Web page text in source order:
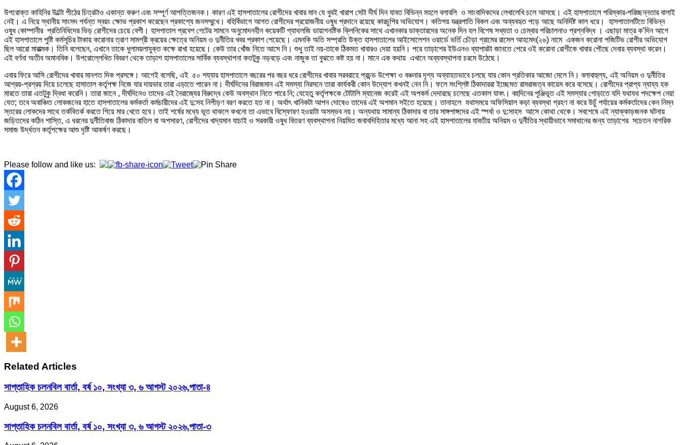
উপরোক্ত কাহিনির উল্টো পীঠের চিত্রটাও একান্ত করুণ এবং সম্পূর্ণ আপত্তিজনক। কারণ এই হাসপাতালের রোগীদের খাবার মান যে খুবই খারাপ সেটা দীর্ঘ দিন যাবত বিভিন্ন মহলে বলাবলি ও সাংবাদিকদের লেখালেখি চলে আসছে। এই হাসপাতালে পরিস্কার-পরিচ্ছন্নতার বালাই
নেই। এ নিয়ে স্থানীয় সাংসদ পর্যন্ত স্বয়ং ক্ষোভ প্রকাশ করেছেন প্রকাশ্যে জনসম্মুখে। বহির্বিভাগে আগত রোগীদের প্রয়োজনীয় ওষুধ প্রদানে রয়েছে কারচুপির অভিযোগ। কতিপয় যন্ত্রপাতি বিকল এবং অব্যবহৃত পড়ে আছে অনির্দিষ্ট কাল ধরে। হাসপাতালটিতে বিভিন্ন
ওষুধ কোম্পানীর প্রতিনিধিদের ভিড় রোগীদের চেয়ে বেশী। হাসপাতাল প্রবেশ গেটের সামনে অনুমোদনহীন কয়েকটি প্যাথলজি ডায়াগনষ্টিক ক্লিনিকের সাথে এখানকার ডাক্তারদের অনেক দিন হল বিশেষ সখ্যতা ও চেম্বার পরিচালনাও প্রশ্নবিদ্ধ । এছাড়া মাত্র ক’দিন আগে
এই হাসপাতালে পুষ্টি কর্মসূচির টাকায় করোনার ত্রাণ সামগ্রী ক্রয়ের ক্ষেত্রে অনিয়ম ও দুর্নীতির খবর প্রকাশ পেয়েছে। এমনকি অতি সম্প্রতি উক্ত হাসপাতালের আইসোলেশন ওয়ার্ডে ভর্তি চৌড়া গ্রামের রাসেল আহমেদ(২৬) নামে একজন করোনা পজিটিভ রোগীর অভিযোগ
ছিল আরো মারাত্মক। তিনি বলেছেন, এখানে তাকে ধুলাময়লাযুক্ত কক্ষে রাখা হয়েছে। কেউ তার খোঁজ নিতে আসে নি। শুধু তাই নয়-তাকে ঠিকমত খাবারও দেয়া হয়নি। পরে তাড়াশের ইউএনও ব্যাপারটা জানতে পেরে ওই করোনা রোগীকে খাবার পৌছে দেবার ব্যবস্থা করেন।
এই বর্ণনা অতীব অমানবিক। উপরোল্লেখিত বিবরণ থেকে তাড়াশ হাসপাতালের সার্বিক ব্যবস্থাপনা কতটুকু নড়বড়ে এবং নাজুক তা বুঝতে কষ্ট হয় না। মানে এক কথায় এখানে অব্যবস্থাপনা চরমে উঠেছে।
এবার ফিরে আসি রোগীদের খাবার মানগত দিক প্রসঙ্গে। আগেই বলেছি, এই ৫০ শয্যার হাসপাতালে বছরের পর বছর ধরে রোগীদের খাবার সরবরাহে প্রচন্ড উপেক্ষা ও বঞ্চনার দৃশ্য অব্যাহতভাবে চলছে যার কোন প্রতিকার আজো মেলে নি। বলাবাহুল্য, এই অনিয়ম ও দুর্নীতির
আশ্রয়-প্রশ্রয় দিয়ে চলেছে হাসাতাল কর্তৃপক্ষ নিজে যার দায়ভার তারা এড়াতে পারেন না। দীর্ঘদিনের বিরাজমান এই সমস্যা নিরসনে তারা কার্যকরী কোন উদ্যোগ কখনই নেন নি। ফলে সংশ্লিষ্ট ঠিকাদাররা ইচ্ছেমত রামরাজত্ব কায়েম করে বসেছে। রোগীদের প্রাপ্য ন্যায্য হক
মারতে তারা এতটুকু দ্বিধা করেনি। তারা জানে , দীর্ঘদিনেও তাদের এই নৈরাজ্যের বিরুদ্ধে কেউ অবস্থান নিতে পারে নি; যেহেতু কর্তৃপক্ষকে টোটালি ম্যানেজ করেই এই অপকর্ম দেদারছে চলেছে এতকাল যাবৎ। বহুদিনের পূঞ্জিভূত এই সমস্যার গোড়াতে যদি যথাযথ পদক্ষেপ নেয়া
যেত; তবে অবাঞ্চিত লোকজনের হাতে হাসপাতালের কর্মকর্তা কর্মচারীদের এই দু:সহ নিপীড়ণ বরণ করতে হত না। অর্থাৎ খানিকটা আপন দোষেও তাদের এই অপমান সইতে হয়েছে। তানাহলে যথাসময়ে অফিসিয়াল কড়া ব্যবস্থা গ্রহণ না করে উচুঁ পর্যায়ের কর্মকর্তাদের কেন নিম্ন
স্তরের লোকদের সাথে তর্কবিতর্ক করতে গিয়ে মার খেতে হবে। তাই শর্ষের মধ্যে ভূত থাকলে কখনো তা এভাবে বিস্ফোরণ হওয়াটা অসম্ভব নয়। অন্যথায় সামান্য ঠিকাদার বা তার সাঙ্গপাঙ্গদের এই স্পর্ধা ও দু:সাহস আসে কোথা থেকে। সবশেষে এই ন্যাক্কাড়জনক ঘটনায়
জড়িতদের কঠিন শাস্তি, এ ধরনের দুর্নীতিবাজ ঠিকাদার বাতিল বা অপসারণ, রোগীদের খাদ্যমান যাচাই ও সরকারী ওষুধ বিতরণ ব্যবস্থাপনা নিয়মিত জবাবদিহিতার মধ্যে আনা সহ এই হাসপাতালের যাবতীয় অনিয়ম ও দুর্নীতির স্থায়ীভাবে সমাধানের জন্য তাড়াশের সচেতন নাগরিক
সমাজ উর্দ্ধতন কর্তৃপক্ষের আশু দৃষ্টি আকর্ষণ করছে।
Please follow and like us:
Related Articles
সাপ্তাহিক চলনবিল বার্তা, বর্ষ ১০, সংখ্যা ৩, ৬ আগস্ট ২০২৬,পাতা-৪
August 6, 2026
সাপ্তাহিক চলনবিল বার্তা, বর্ষ ১০, সংখ্যা ৩, ৬ আগস্ট ২০২৬,পাতা-৩